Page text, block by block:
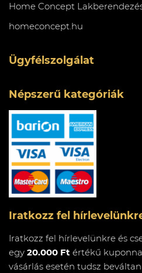
Home Concept
homeconcept.hu
Ügyfélszolgálat
Népszerű kategóriák
Iratkozz fel
Iratkozz fel hírlevelünkre és
egy 20.000 Ft értékű
vásárlás esetén tudsz